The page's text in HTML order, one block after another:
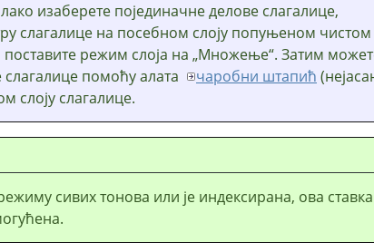
изаберете појединачне делове слагалице,
слагалице на посебном слоју попуњеном чистом
режим слоја на „Множење“. Затим
помоћу алата
чаробни штапић
слоју слагалице.
сивих тонова или је индексирана, ова ставка